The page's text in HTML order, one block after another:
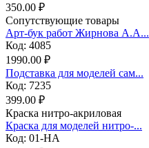
350.00 ₽
Сопутствующие товары
Арт-бук работ Жирнова А.А...
Код: 4085
1990.00 ₽
Подставка для моделей сам...
Код: 7235
399.00 ₽
Краска нитро-акриловая
Краска для моделей нитро-...
Код: 01-НА